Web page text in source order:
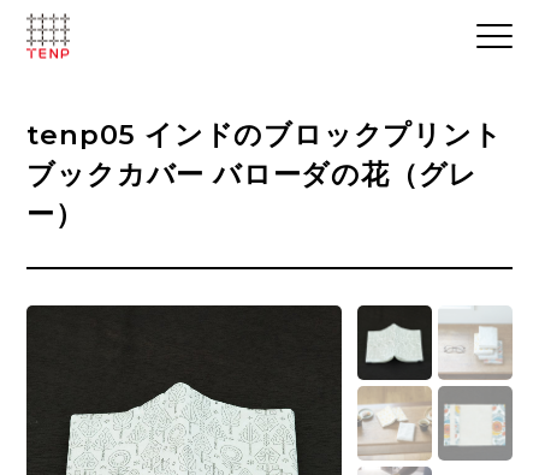
tenp05 インドのブロックプリント
ブックカバー バローダの花（グレ
ー）